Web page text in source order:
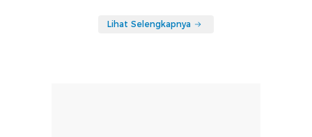
Lihat Selengkapnya